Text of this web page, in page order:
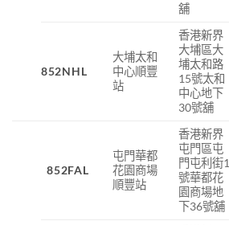
舖
852NHL
大埔太和
中心順豐
站
香港新界
大埔區大
埔太和路
15號太和
中心地下
30號舖
852FAL
屯門華都
花園商場
順豐站
香港新界
屯門區屯
門屯利街1
號華都花
園商場地
下36號舖